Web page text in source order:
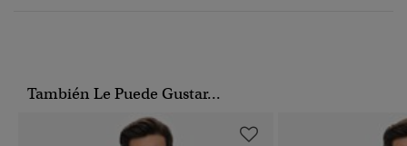
También Le Puede Gustar...